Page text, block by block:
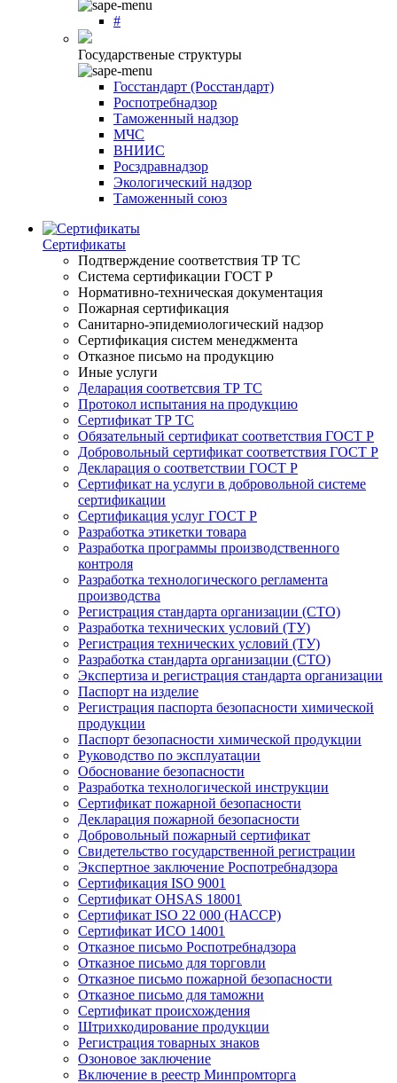
#
Государственые структуры
Госстандарт (Росстандарт)
Роспотребнадзор
Таможенный надзор
МЧС
ВНИИС
Росздравнадзор
Экологический надзор
Таможенный союз
Сертификаты
Подтверждение соответствия ТР ТС
Система сертификации ГОСТ Р
Нормативно-техническая документация
Пожарная сертификация
Санитарно-эпидемиологический надзор
Сертификация систем менеджмента
Отказное письмо на продукцию
Иные услуги
Деларация соответсвия ТР ТС
Протокол испытания на продукцию
Сертификат ТР ТС
Обязательный сертификат соответствия ГОСТ Р
Добровольный сертификат соответствия ГОСТ Р
Декларация о соответствии ГОСТ Р
Сертификат на услуги в добровольной системе
сертификации
Сертификация услуг ГОСТ Р
Разработка этикетки товара
Разработка программы производственного
контроля
Разработка технологического регламента
производства
Регистрация стандарта организации (СТО)
Разработка технических условий (ТУ)
Регистрация технических условий (ТУ)
Разработка стандарта организации (СТО)
Экспертиза и регистрация стандарта организации
Паспорт на изделие
Регистрация паспорта безопасности химической
продукции
Паспорт безопасности химической продукции
Руководство по эксплуатации
Обоснование безопасности
Разработка технологической инструкции
Сертификат пожарной безопасности
Декларация пожарной безопасности
Добровольный пожарный сертификат
Свидетельство государственной регистрации
Экспертное заключение Роспотребнадзора
Сертификация ISO 9001
Сертификат OHSAS 18001
Сертификат ISO 22 000 (НАССР)
Сертификат ИСО 14001
Отказное письмо Роспотребнадзора
Отказное письмо для торговли
Отказное письмо пожарной безопасности
Отказное письмо для таможни
Сертификат происхождения
Штрихкодирование продукции
Регистрация товарных знаков
Озоновое заключение
Включение в реестр Минпромторга